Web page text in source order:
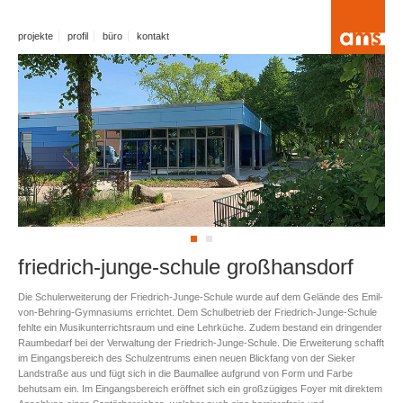
projekte profil büro kontakt
friedrich-junge-schule großhansdorf
Die Schulerweiterung der Friedrich-Junge-Schule wurde auf dem Gelände des Emil-
von-Behring-Gymnasiums errichtet. Dem Schulbetrieb der Friedrich-Junge-Schule
fehlte ein Musikunterrichtsraum und eine Lehrküche. Zudem bestand ein dringender
Raumbedarf bei der Verwaltung der Friedrich-Junge-Schule. Die Erweiterung schafft
im Eingangsbereich des Schulzentrums einen neuen Blickfang von der Sieker
Landstraße aus und fügt sich in die Baumallee aufgrund von Form und Farbe
behutsam ein. Im Eingangsbereich eröffnet sich ein großzügiges Foyer mit direktem